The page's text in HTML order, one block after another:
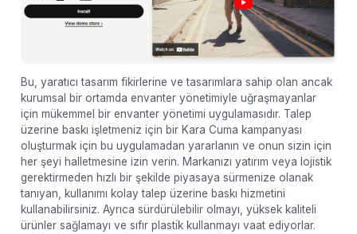
Bu, yaratıcı tasarım fikirlerine ve tasarımlara sahip olan ancak
kurumsal bir ortamda envanter yönetimiyle uğraşmayanlar
için mükemmel bir envanter yönetimi uygulamasıdır. Talep
üzerine baskı işletmeniz için bir Kara Cuma kampanyası
oluşturmak için bu uygulamadan yararlanın ve onun sizin için
her şeyi halletmesine izin verin. Markanızı yatırım veya lojistik
gerektirmeden hızlı bir şekilde piyasaya sürmenize olanak
tanıyan, kullanımı kolay talep üzerine baskı hizmetini
kullanabilirsiniz. Ayrıca sürdürülebilir olmayı, yüksek kaliteli
ürünler sağlamayı ve sıfır plastik kullanmayı vaat ediyorlar.